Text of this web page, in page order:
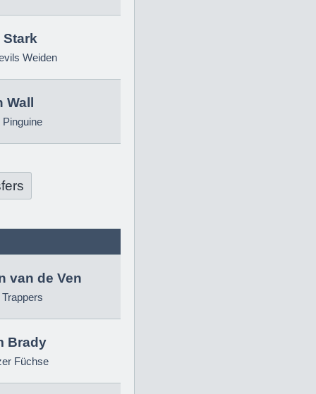
Stark
Weiden
van de Ven
Brady
Füchse